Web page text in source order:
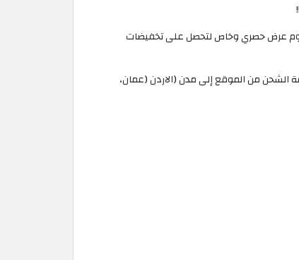
نقدم لك اليوم عرض حصري وخاص لتحصل على تخفيضات
الشحن من الموقع إلى مدن (الاردن (عمان،